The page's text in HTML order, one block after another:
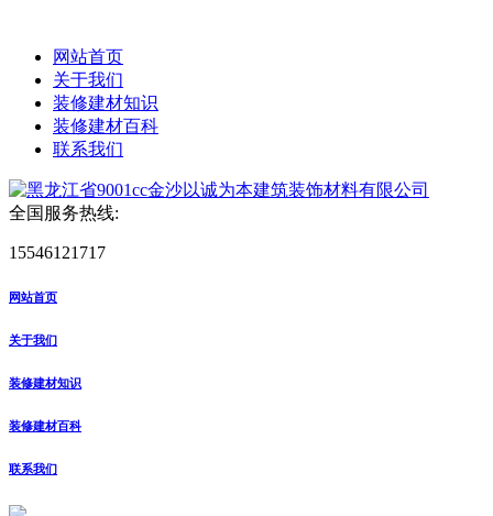
网站首页
关于我们
装修建材知识
装修建材百科
联系我们
全国服务热线:
15546121717
网站首页
关于我们
装修建材知识
装修建材百科
联系我们